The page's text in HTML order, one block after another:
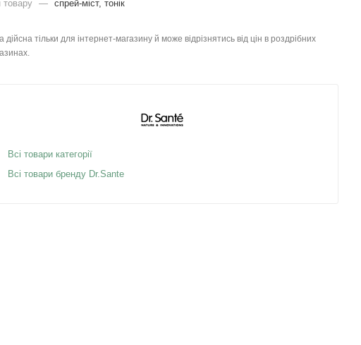
товару
— спрей-міст, тонік
дійсна тільки для інтернет-магазину й може відрізнятись від цін в роздрібних
Всі товари категорії
Всі товари бренду Dr.Sante